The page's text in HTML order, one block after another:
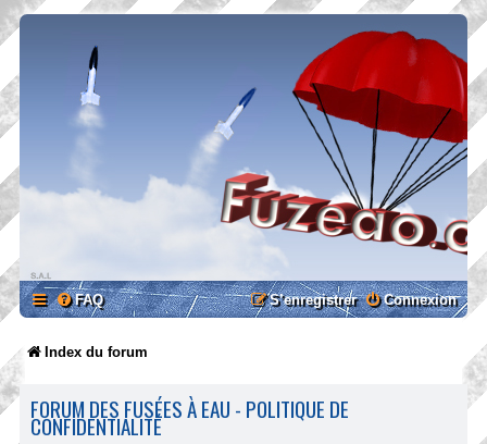
FAQ Connexion
S’enregistrer
Index du forum
FORUM DES FUSÉES À EAU - POLITIQUE DE
CONFIDENTIALITÉ